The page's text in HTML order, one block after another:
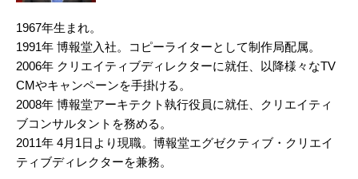
1967年生まれ。
1991年 博報堂入社。コピーライターとして制作局配属。
2006年 クリエイティブディレクターに就任、以降様々なTV
CMやキャンペーンを手掛ける。
2008年 博報堂アーキテクト執行役員に就任、クリエイティ
ブコンサルタントを務める。
2011年 4月1日より現職。博報堂エグゼクティブ・クリエイ
ティブディレクターを兼務。